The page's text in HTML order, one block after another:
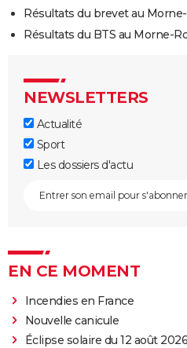
Résultats du brevet au
Résultats du BTS au Morne-
NEWSLETTERS
Actualité
Sport
Les dossiers d'actu
EN CE MOMENT
Incendies en France
Nouvelle canicule
Éclipse solaire du 12 août 2026